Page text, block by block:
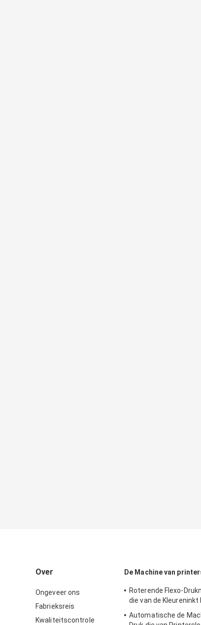
Over
Ongeveer ons
Fabrieksreis
Kwaliteitscontrole
De Machine van
Roterende Flexo-
die van de
Automatische de